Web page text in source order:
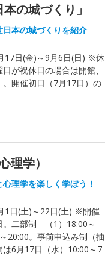
の城づくり」
本の城づくりを紹介
17日(金)～9月6日(日) ※休
が祝休日の場合は開館、
開催初日（7月17日）の
理学）
理学を楽しく学ぼう！
1日(土)～22日(土) ※開催
。二部制 （1）18:00～
20:00。事前申込み制（抽
6月17日（水）10:00～7